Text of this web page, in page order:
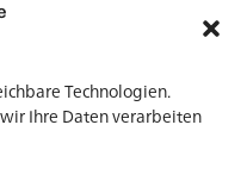
Technologien.
Ihre Daten verarbeiten